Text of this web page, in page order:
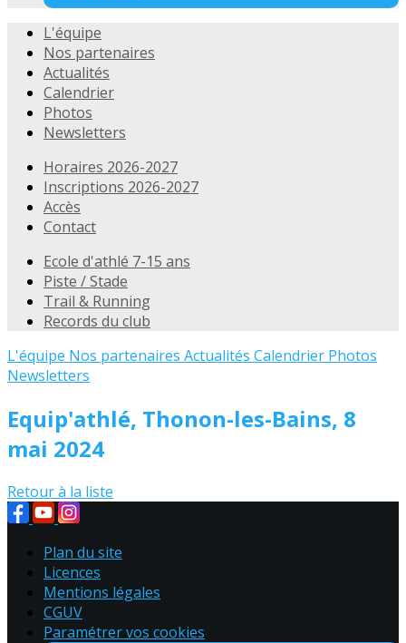
L'équipe
Nos partenaires
Actualités
Calendrier
Photos
Newsletters
Horaires 2026-2027
Inscriptions 2026-2027
Accès
Contact
Ecole d'athlé 7-15 ans
Piste / Stade
Trail & Running
Records du club
L'équipe Nos partenaires Actualités Calendrier Photos
Newsletters
Equip'athlé, Thonon-les-Bains, 8
mai 2024
Retour à la liste
Plan du site
Licences
Mentions légales
CGUV
Paramétrer vos cookies